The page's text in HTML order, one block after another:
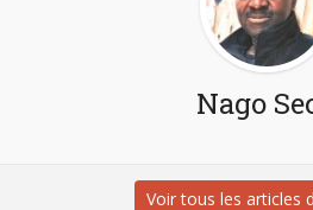
Nago
Voir tous les articles